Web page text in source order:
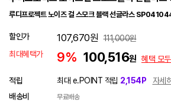
루디프로젝트 노이즈 걸 스모크 블랙 선글라스
할인가 107,670원 111,000원
최대혜택가
9% 100,516원 혜택 모두
적립 최대 e.POINT 적립 2,154P
자세
배송비
무료배송